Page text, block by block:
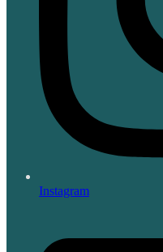
Instagram